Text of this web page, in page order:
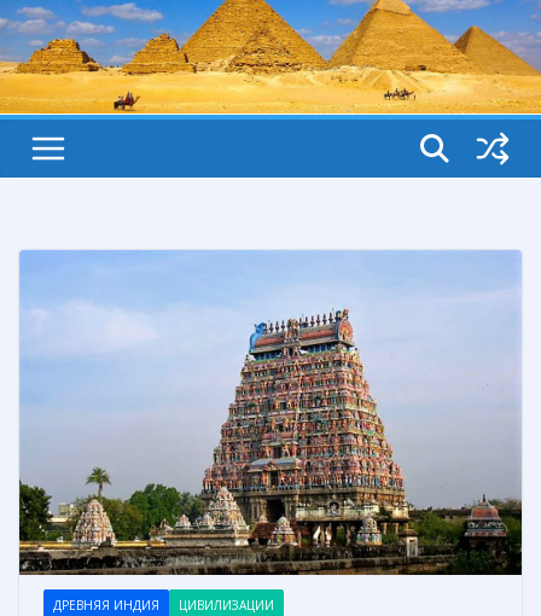
ДРЕВНЯЯ ИНДИЯ ЦИВИЛИЗАЦИИ